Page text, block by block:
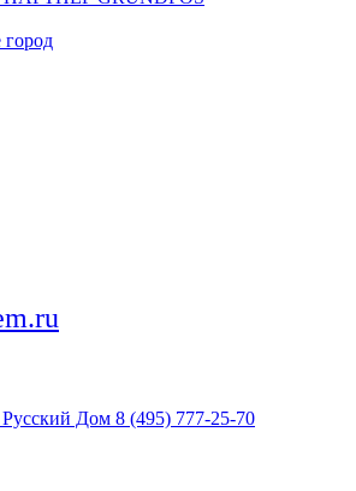
8 (495) 777-25-70